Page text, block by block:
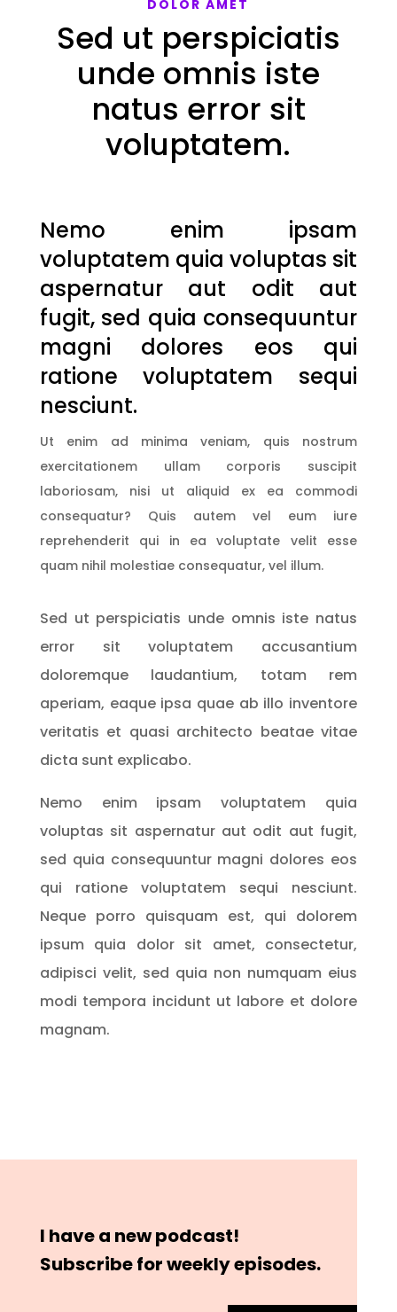
DOLOR AMET
Sed ut perspiciatis
unde omnis iste
natus error sit
voluptatem.
Nemo enim ipsam
voluptatem quia voluptas sit
aspernatur aut odit aut
fugit, sed quia consequuntur
magni dolores eos qui
ratione voluptatem sequi
nesciunt.
Ut enim ad minima veniam, quis nostrum
exercitationem ullam corporis suscipit
laboriosam, nisi ut aliquid ex ea commodi
consequatur? Quis autem vel eum iure
reprehenderit qui in ea voluptate velit esse
quam nihil molestiae consequatur, vel illum.
Sed ut perspiciatis unde omnis iste natus
error sit voluptatem accusantium
doloremque laudantium, totam rem
aperiam, eaque ipsa quae ab illo inventore
veritatis et quasi architecto beatae vitae
dicta sunt explicabo.
Nemo enim ipsam voluptatem quia
voluptas sit aspernatur aut odit aut fugit,
sed quia consequuntur magni dolores eos
qui ratione voluptatem sequi nesciunt.
Neque porro quisquam est, qui dolorem
ipsum quia dolor sit amet, consectetur,
adipisci velit, sed quia non numquam eius
modi tempora incidunt ut labore et dolore
magnam.
I have a new podcast!
Subscribe for weekly episodes.